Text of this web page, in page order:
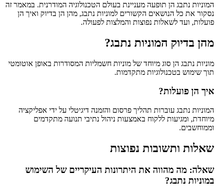
המוניות נתבג הן תופעה מעניינת בעולם הטכנולוגיה המודרנית. במאמר זה
נסקור את כל הנושאים הקשורים למוניות נתבג, מהן הן בדיוק ואיך הן
פועלות, ועד לשאלות נפוצות והמלצות לפעולה.
מהן בדיוק המוניות נתבג?
מוניות נתבג הן סוג מיוחד של מוניות חשמליות המסודרות באופן אוטומטי
תוך שימוש בטכנולוגיות מתקדמות.
איך הן פועלות?
המוניות נתבג עוברות תהליך פרסום והזמנה דיגיטלי על ידי אפליקציה
מיוחדת, ומגיעות ללקוח באמצעות ניהול נתיבי תנועה מתקדמים
וממוחשבים.
שאלות ותשובות נפוצות
שאלה: מה מהווה את היתרונות העיקריים של השימוש
במוניות נתבג?